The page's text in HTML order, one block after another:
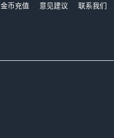
金币充值 意见建议 联系我们